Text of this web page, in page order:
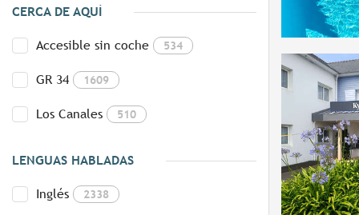
CERCA DE AQUÍ
Accesible sin coche 534
GR 34 1609
Los Canales 510
LENGUAS HABLADAS
Inglés 2338